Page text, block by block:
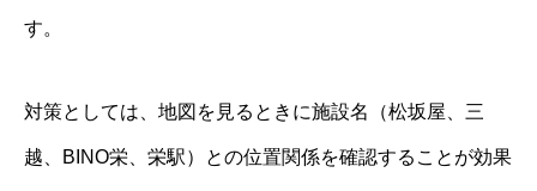
す。
対策としては、地図を見るときに施設名（松坂屋、三
越、BINO栄、栄駅）との位置関係を確認することが効果